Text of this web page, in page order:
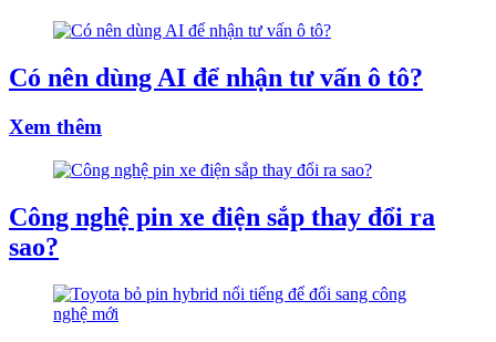
Có nên dùng AI để nhận tư vấn ô tô?
Xem thêm
Công nghệ pin xe điện sắp thay đổi ra
sao?